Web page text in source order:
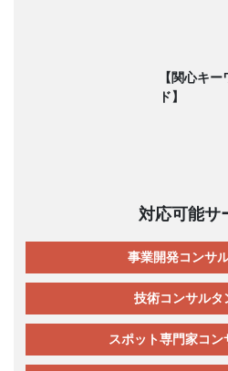
【関心キー
ド】
対応可能サ
事業開発コンサ
技術コンサルタ
スポット専門家コ